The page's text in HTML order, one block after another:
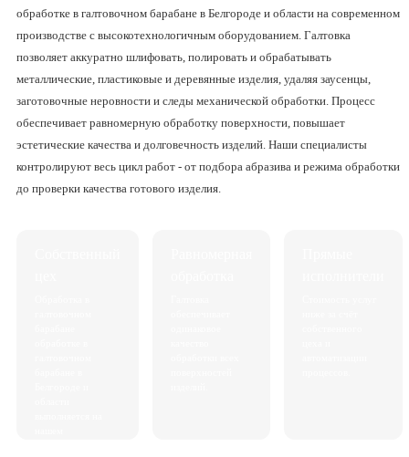
обработке в галтовочном барабане в Белгороде и области на современном
производстве с высокотехнологичным оборудованием. Галтовка
позволяет аккуратно шлифовать, полировать и обрабатывать
металлические, пластиковые и деревянные изделия, удаляя заусенцы,
заготовочные неровности и следы механической обработки. Процесс
обеспечивает равномерную обработку поверхности, повышает
эстетические качества и долговечность изделий. Наши специалисты
контролируют весь цикл работ - от подбора абразива и режима обработки
до проверки качества готового изделия.